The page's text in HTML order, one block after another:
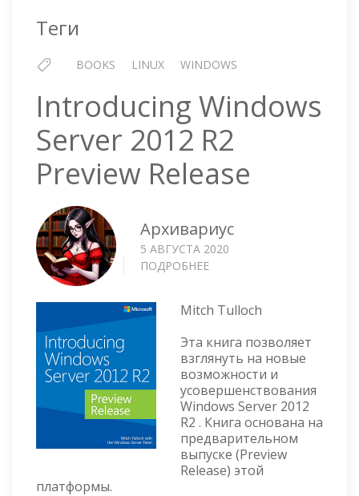
Теги
BOOKS LINUX WINDOWS
Introducing Windows
Server 2012 R2
Preview Release
Архивариус
5 АВГУСТА 2020
ПОДРОБНЕЕ
SERVER
R2
PREVIEW
RELEASE
Mitch Tulloch
Эта книга позволяет
взглянуть на новые
возможности и
усовершенствования
Windows Server 2012
R2 . Книга основана на
предварительном
выпуске (Preview
Release) этой
платформы.